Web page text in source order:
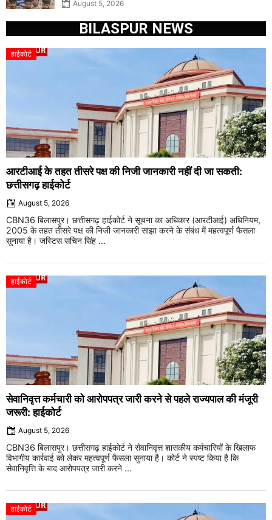
August 5, 2026
BILASPUR NEWS
हाईकोर्ट
आरटीआई के तहत तीसरे पक्ष की निजी जानकारी नहीं दी जा सकती:
छत्तीसगढ़ हाईकोर्ट
August 5, 2026
CBN36 बिलासपुर। छत्तीसगढ़ हाईकोर्ट ने सूचना का अधिकार (आरटीआई) अधिनियम,
2005 के तहत तीसरे पक्ष की निजी जानकारी साझा करने के संबंध में महत्वपूर्ण फैसला
सुनाया है। जस्टिस सचिन सिंह ...
हाईकोर्ट
सेवानिवृत्त कर्मचारी को आरोपपत्र जारी करने से पहले राज्यपाल की मंजूरी
जरूरी: हाईकोर्ट
August 5, 2026
CBN36 बिलासपुर। छत्तीसगढ़ हाईकोर्ट ने सेवानिवृत्त शासकीय कर्मचारियों के खिलाफ
विभागीय कार्रवाई को लेकर महत्वपूर्ण फैसला सुनाया है। कोर्ट ने स्पष्ट किया है कि
सेवानिवृत्ति के बाद आरोपपत्र जारी करने ...
हाईकोर्ट